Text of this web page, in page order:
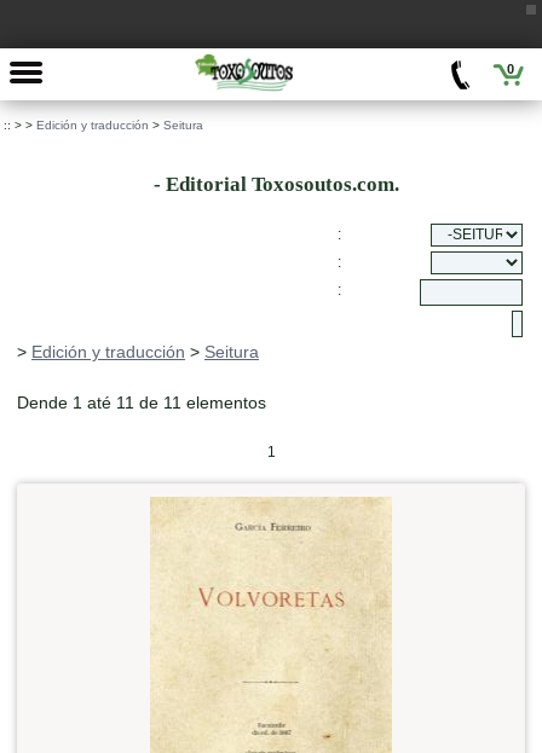
0
:: > > Edición y traducción > Seitura
- Editorial Toxosoutos.com.
:
:
:
> Edición y traducción > Seitura
Dende 1 até 11 de 11 elementos
1